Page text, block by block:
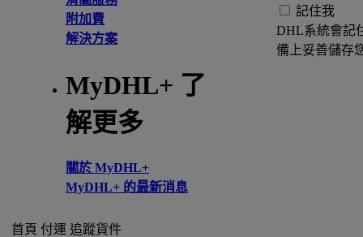
附加費
解決方案
MyDHL+ 了
解更多
關於 MyDHL+
MyDHL+ 的最新消息
記住我
DHL系統會記
備上妥善儲存
首頁 付運 追蹤貨件